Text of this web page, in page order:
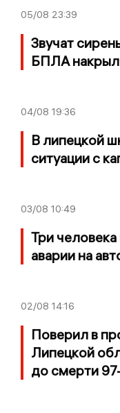
05/08 23:39
Звучат
БПЛА
04/08 19:36
В липецкой
ситуации с
03/08 10:49
Три
аварии на
02/08 14:16
Поверил в
Липецкой
до смерти